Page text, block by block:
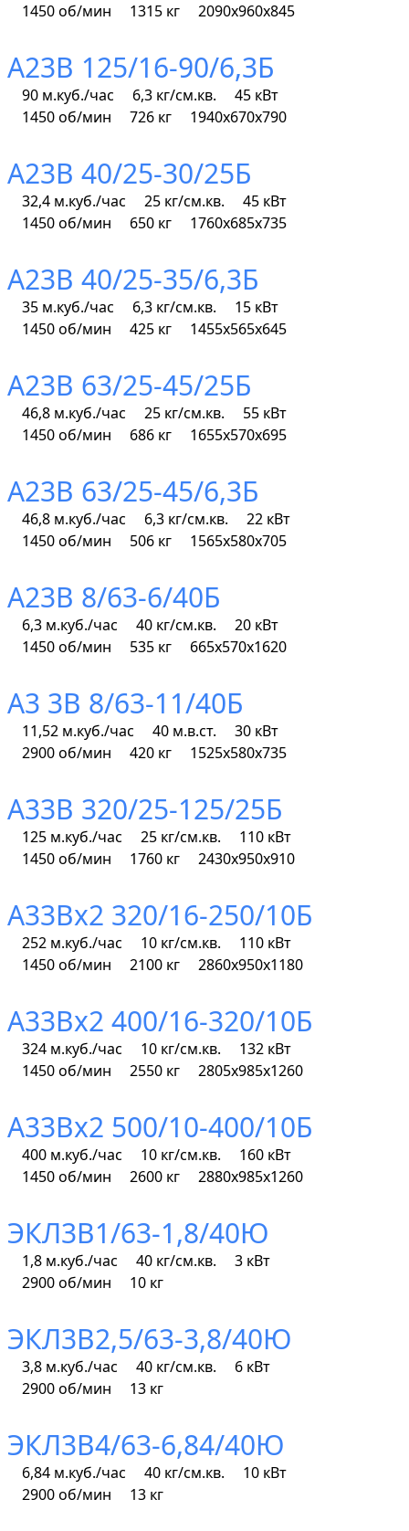
1450 об/мин
1315 кг 2090х960х845
А23В 125/16-90/6,3Б
90 м.куб./час 6,3 кг/см.кв.
45 кВт
1450 об/мин
726 кг 1940х670х790
А23В 40/25-30/25Б
32,4 м.куб./час 25 кг/см.кв.
45 кВт
1450 об/мин
650 кг 1760х685х735
А23В 40/25-35/6,3Б
35 м.куб./час 6,3 кг/см.кв.
15 кВт
1450 об/мин
425 кг 1455х565х645
А23В 63/25-45/25Б
46,8 м.куб./час 25 кг/см.кв.
55 кВт
1450 об/мин
686 кг 1655х570х695
А23В 63/25-45/6,3Б
46,8 м.куб./час 6,3 кг/см.кв.
22 кВт
1450 об/мин
506 кг 1565х580х705
А23В 8/63-6/40Б
6,3 м.куб./час 40 кг/см.кв.
20 кВт
1450 об/мин
535 кг 665х570х1620
А3 3В 8/63-11/40Б
11,52 м.куб./час 40 м.в.ст.
30 кВт
2900 об/мин
420 кг 1525х580х735
А33В 320/25-125/25Б
125 м.куб./час 25 кг/см.кв.
110 кВт
1450 об/мин
1760 кг 2430х950х910
А33Вх2 320/16-250/10Б
252 м.куб./час 10 кг/см.кв.
110 кВт
1450 об/мин
2100 кг 2860х950х1180
А33Вх2 400/16-320/10Б
324 м.куб./час 10 кг/см.кв.
132 кВт
1450 об/мин
2550 кг 2805х985х1260
А33Вх2 500/10-400/10Б
400 м.куб./час 10 кг/см.кв.
160 кВт
1450 об/мин
2600 кг 2880х985х1260
ЭКЛ3В1/63-1,8/40Ю
1,8 м.куб./час 40 кг/см.кв.
3 кВт
2900 об/мин
10 кг
ЭКЛ3В2,5/63-3,8/40Ю
3,8 м.куб./час 40 кг/см.кв.
6 кВт
2900 об/мин
13 кг
ЭКЛ3В4/63-6,84/40Ю
6,84 м.куб./час 40 кг/см.кв.
10 кВт
2900 об/мин
13 кг